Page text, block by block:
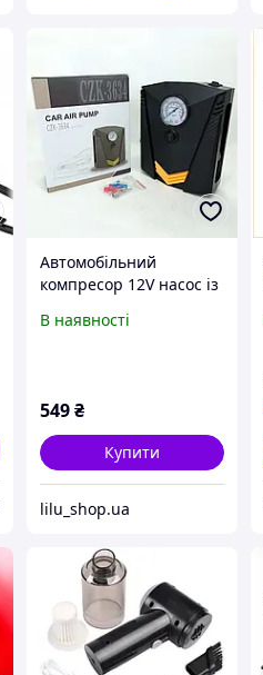
Автомобільний
компресор 12V насос із
насос для коліс
В наявності
549₴
Купити
lilu_shop.ua